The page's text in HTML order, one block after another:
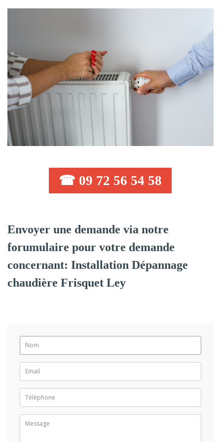
☎ 09 72 56 54 58
Envoyer une demande via notre
forumulaire pour votre demande
concernant: Installation Dépannage
chaudière Frisquet Ley